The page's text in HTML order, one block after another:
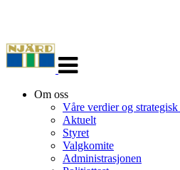
navigasjon
Om oss
Våre verdier og strategisk
Aktuelt
Styret
Valgkomite
Administrasjonen